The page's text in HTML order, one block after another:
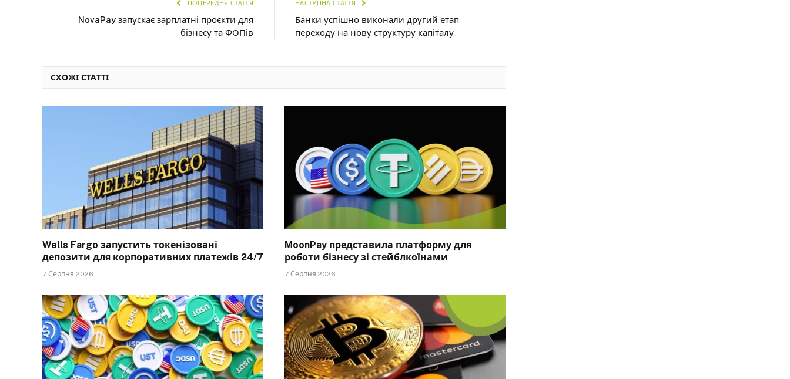
ПОПЕРЕДНЯ СТАТТЯ
NovaPay запускає зарплатні проєкти для
бізнесу та ФОПів
НАСТУПНА СТАТТЯ
Банки успішно виконали другий етап
переходу на нову структуру капіталу
СХОЖІ СТАТТІ
Wells Fargo запустить токенізовані
депозити для корпоративних платежів 24/7
7 Серпня 2026
MoonPay представила платформу для
роботи бізнесу зі стейблкоїнами
7 Серпня 2026